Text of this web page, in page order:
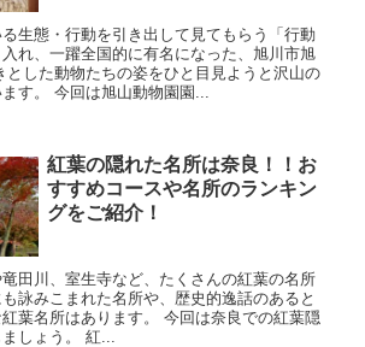
生態・行動を引き出して見てもらう「行動
れ、一躍全国的に有名になった、旭川市旭
とした動物たちの姿をひと目見ようと沢山の
す。 今回は旭山動物園園...
紅葉の隠れた名所は奈良！！お
すすめコースや名所のランキン
グをご紹介！
田川、室生寺など、たくさんの紅葉の名所
詠みこまれた名所や、歴史的逸話のあると
葉名所はあります。 今回は奈良での紅葉隠
しょう。 紅...